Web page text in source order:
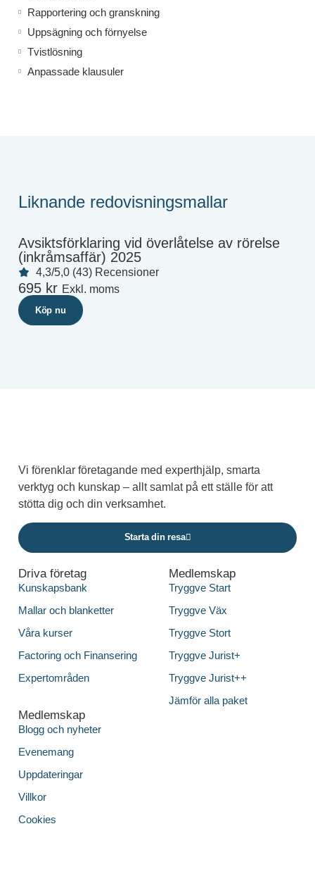
Rapportering och granskning
Uppsägning och förnyelse
Tvistlösning
Anpassade klausuler
Liknande redovisningsmallar
Avsiktsförklaring vid överlåtelse av rörelse
(inkråmsaffär) 2025
4,3/5,0 (43) Recensioner
695 kr Exkl. moms
Köp nu
Vi förenklar företagande med experthjälp, smarta
verktyg och kunskap – allt samlat på ett ställe för att
stötta dig och din verksamhet.
Starta din resa
Driva företag
Kunskapsbank
Mallar och blanketter
Våra kurser
Factoring och Finansering
Expertområden
Medlemskap
Tryggve Start
Tryggve Väx
Tryggve Stort
Tryggve Jurist+
Tryggve Jurist++
Jämför alla paket
Medlemskap
Blogg och nyheter
Evenemang
Uppdateringar
Villkor
Cookies